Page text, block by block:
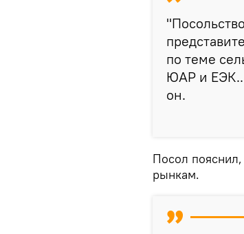
по теме
ЮАР и
он.
Посол
рынкам.